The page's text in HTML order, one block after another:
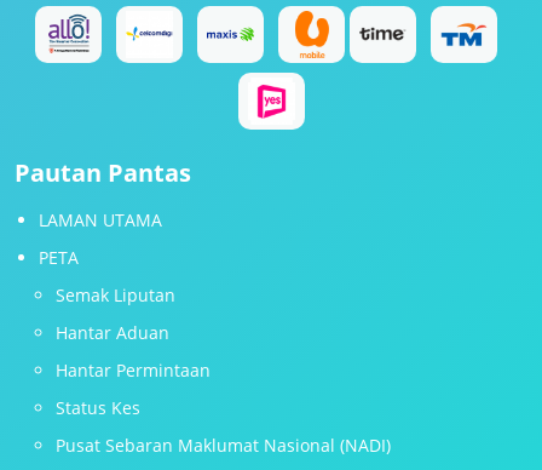
Pautan Pantas
LAMAN UTAMA
PETA
Semak Liputan
Hantar Aduan
Hantar Permintaan
Status Kes
Pusat Sebaran Maklumat Nasional (NADI)